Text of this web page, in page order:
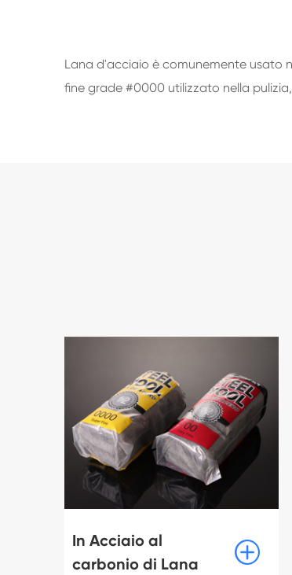
Lana d'acciaio è comunemente usato
fine grade #0000 utilizzato nella
In Acciaio al
carbonio di Lana
